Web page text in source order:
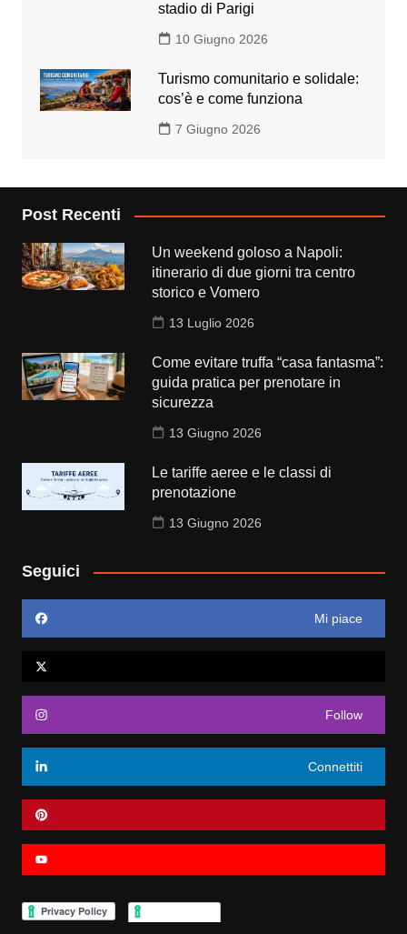
stadio di Parigi
10 Giugno 2026
Turismo comunitario e solidale:
cos’è e come funziona
7 Giugno 2026
Post Recenti
Un weekend goloso a Napoli:
itinerario di due giorni tra centro
storico e Vomero
13 Luglio 2026
Come evitare truffa “casa fantasma”:
guida pratica per prenotare in
sicurezza
13 Giugno 2026
Le tariffe aeree e le classi di
prenotazione
13 Giugno 2026
Seguici
Mi piace
Follow
Connettiti